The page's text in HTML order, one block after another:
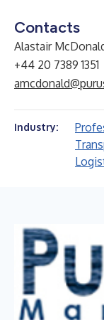
Contacts
Alastair
+44 20 7389 1351
Industry: